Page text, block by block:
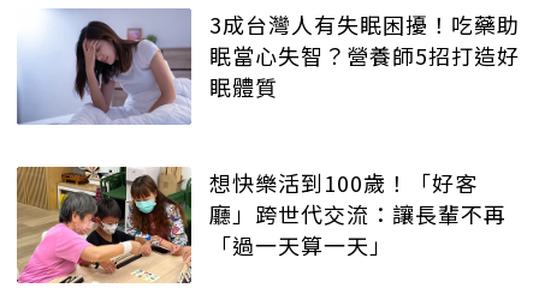
3成台灣人有失眠困擾！吃藥助
眠當心失智？營養師5招打造好
眠體質
想快樂活到100歲！「好客
廳」跨世代交流：讓長輩不再
「過一天算一天」